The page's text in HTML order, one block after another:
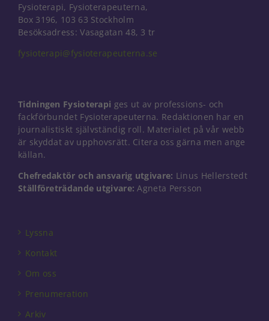
Fysioterapi, Fysioterapeuterna,
Box 3196, 103 63 Stockholm
Besöksadress: Vasagatan 48, 3 tr
fysioterapi@fysioterapeuterna.se
Tidningen Fysioterapi ges ut av professions- och
fackförbundet Fysioterapeuterna. Redaktionen har en
journalistiskt självständig roll. Materialet på vår webb
är skyddat av upphovsrätt. Citera oss gärna men ange
källan.
Chefredaktör och ansvarig utgivare: Linus Hellerstedt
Ställföreträdande utgivare: Agneta Persson
Lyssna
Kontakt
Om oss
Prenumeration
Arkiv
Dessa kakor
går inte att
välja bort. De
behövs för
att hemsidan
taget ska
fungera.